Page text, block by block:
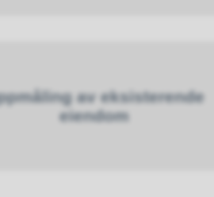
av eksisterende
eiendom